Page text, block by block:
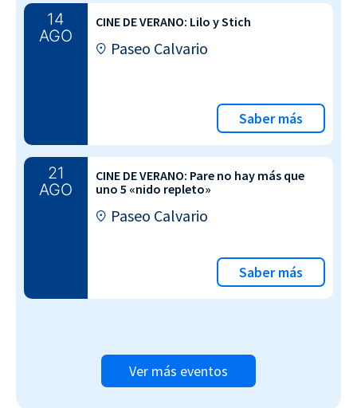
14
AGO
CINE DE VERANO: Lilo y Stich
Paseo Calvario
Saber más
21
AGO
CINE DE VERANO: Pare no hay más que
uno 5 «nido repleto»
Paseo Calvario
Saber más
Ver más eventos